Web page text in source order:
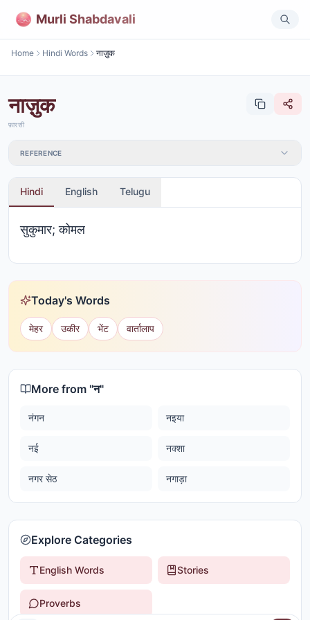
Murli Shabdavali
Home Hindi Words नाज़ुक
नाज़ुक
फ़ारसी
REFERENCE
Hindi English Telugu
सुकुमार; कोमल
Today's Words
मेहर उकीर भेंट वार्तालाप
More from "न"
नंगन नइया
नई नक्शा
नगर सेठ नगाड़ा
Explore Categories
English Words Stories
Proverbs